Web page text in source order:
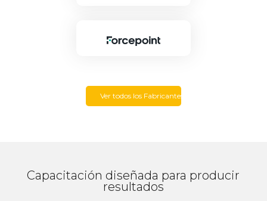
Ver todos los Fabricantes
Capacitación diseñada para producir
resultados